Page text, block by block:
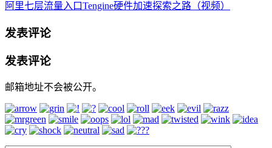
阿里七层流量入口Tengine硬件加速探索之路（视频）
发表评论
发表评论
邮箱地址不会被公开。